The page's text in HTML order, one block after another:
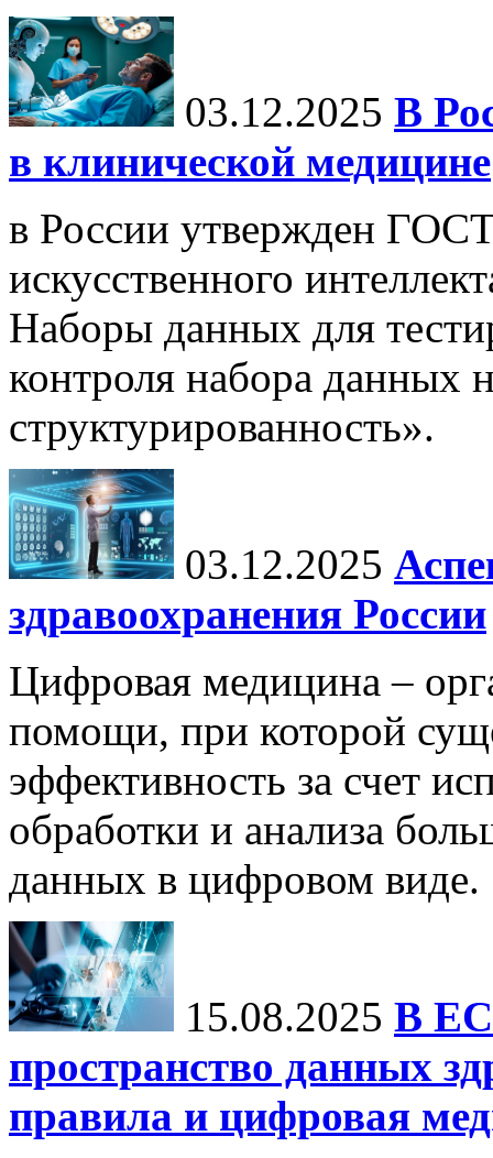
03.12.2025 В
в клинической медицине
в России утвержден
искусственного
Наборы данных для
контроля набора данных
структурированность».
03.12.2025
здравоохранения России
Цифровая медицина –
помощи, при которой
эффективность за счет
обработки и анализа
данных в цифровом виде.
15.08.2025 В ЕС
пространство данных
правила и цифровая